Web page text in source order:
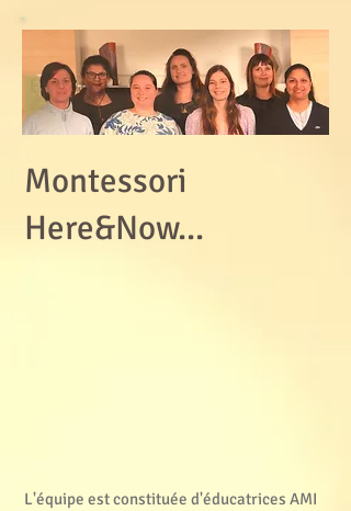
Montessori
Here&Now...
​L'équipe est constituée d'éducatrices AMI